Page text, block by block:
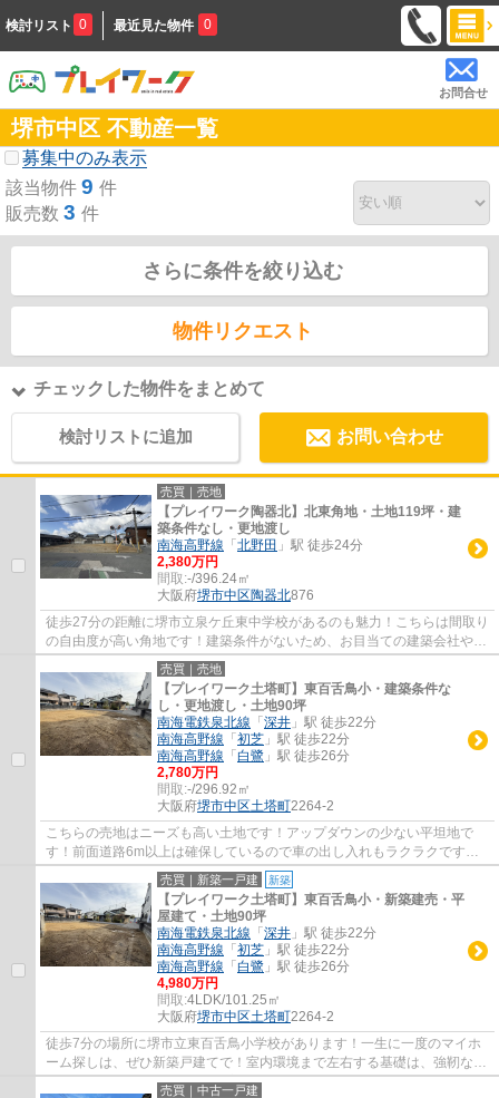
検討リスト 0 最近見た物件 0
お問合せ
堺市中区 不動産一覧
募集中のみ表示
該当物件 9 件
販売数 3 件
さらに条件を絞り込む
物件リクエスト
チェックした物件をまとめて
検討リストに追加 お問い合わせ
売買｜売地
【プレイワーク陶器北】北東角地・土地119坪・建
築条件なし・更地渡し
南海高野線 「 北野田 」駅 徒歩24分
2,380万円
間取:-/396.24㎡
大阪府堺市中区陶器北876
徒歩27分の距離に堺市立泉ケ丘東中学校があるのも魅力！こちらは間取り
の自由度が高い角地です！建築条件がないため、お目当ての建築会社やハ
ウスメーカーで、思いのままのマイホーム...
売買｜売地
【プレイワーク土塔町】東百舌鳥小・建築条件な
し・更地渡し・土地90坪
南海電鉄泉北線 「 深井 」駅 徒歩22分
南海高野線 「 初芝 」駅 徒歩22分
南海高野線 「 白鷺 」駅 徒歩26分
2,780万円
間取:-/296.92㎡
大阪府堺市中区土塔町2264-2
こちらの売地はニーズも高い土地です！アップダウンの少ない平坦地で
す！前面道路6m以上は確保しているので車の出し入れもラクラクです！
建築条件なしなので、好きな業者や間取りを自...
売買｜新築一戸建 新築
【プレイワーク土塔町】東百舌鳥小・新築建売・平
屋建て・土地90坪
南海電鉄泉北線 「 深井 」駅 徒歩22分
南海高野線 「 初芝 」駅 徒歩22分
南海高野線 「 白鷺 」駅 徒歩26分
4,980万円
間取:4LDK/101.25㎡
大阪府堺市中区土塔町2264-2
徒歩7分の場所に堺市立東百舌鳥小学校があります！一生に一度のマイホ
ーム探しは、ぜひ新築戸建てで！室内環境まで左右する基礎は、強靭なベ
タ基礎！ゆったりとしたオープン外構のスペ...
売買｜中古一戸建